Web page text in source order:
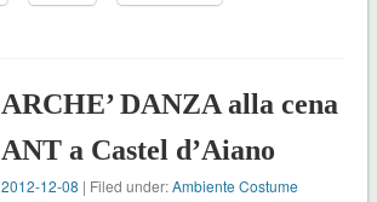
ARCHE’ DANZA alla cena
ANT a Castel d’Aiano
2012-12-08 | Filed under:Ambiente Costume